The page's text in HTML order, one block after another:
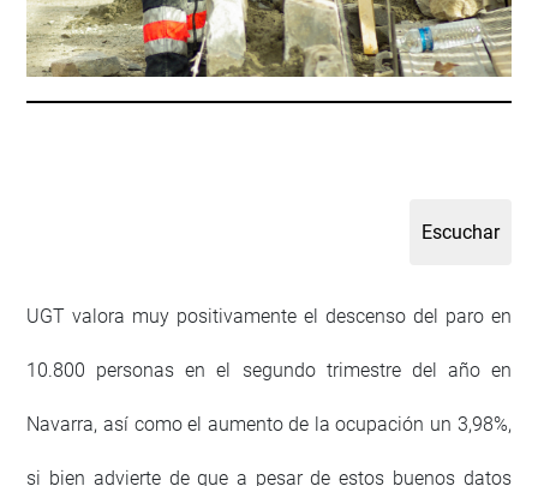
UGT valora muy positivamente el descenso del paro en
10.800 personas en el segundo trimestre del año en
Navarra, así como el aumento de la ocupación un 3,98%,
si bien advierte de que a pesar de estos buenos datos